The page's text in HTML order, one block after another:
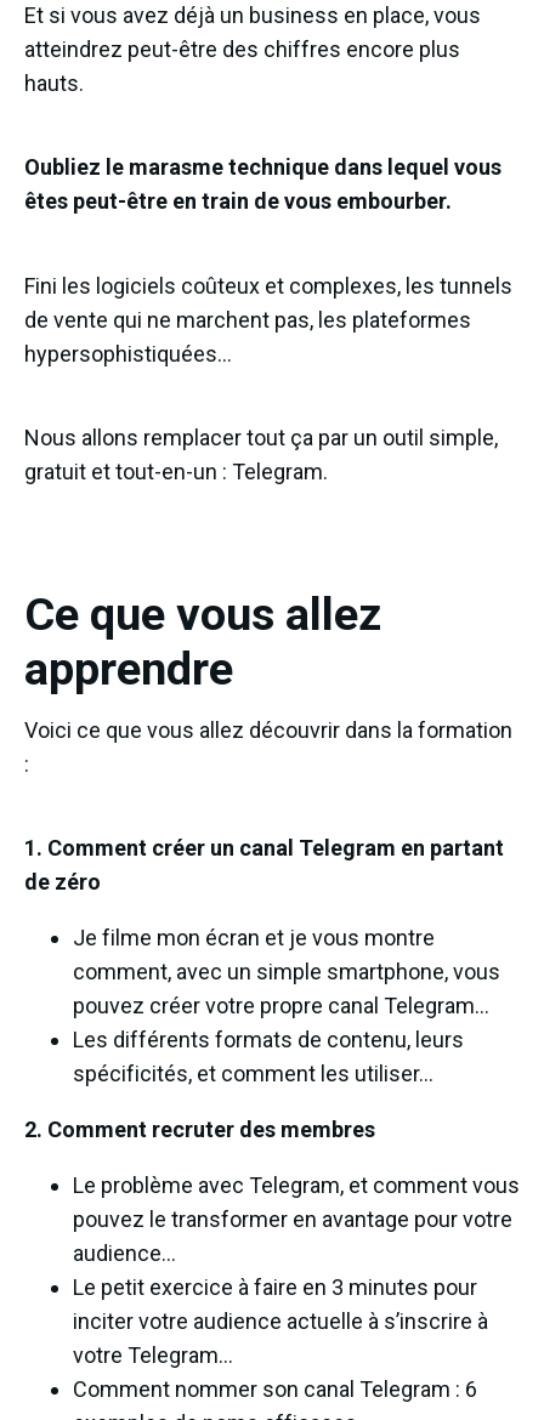
Et si vous avez déjà un business en place, vous
atteindrez peut-être des chiffres encore plus
hauts.
Oubliez le marasme technique dans lequel vous
êtes peut-être en train de vous embourber.
Fini les logiciels coûteux et complexes, les tunnels
de vente qui ne marchent pas, les plateformes
hypersophistiquées…
Nous allons remplacer tout ça par un outil simple,
gratuit et tout-en-un : Telegram.
Ce que vous allez
apprendre
Voici ce que vous allez découvrir dans la formation
:
1. Comment créer un canal Telegram en partant
de zéro
Je filme mon écran et je vous montre
comment, avec un simple smartphone, vous
pouvez créer votre propre canal Telegram…
Les différents formats de contenu, leurs
spécificités, et comment les utiliser…
2. Comment recruter des membres
Le problème avec Telegram, et comment vous
pouvez le transformer en avantage pour votre
audience…
Le petit exercice à faire en 3 minutes pour
inciter votre audience actuelle à s’inscrire à
votre Telegram…
Comment nommer son canal Telegram : 6